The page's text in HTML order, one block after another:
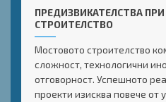
ПРЕДИЗВИКАТЕЛСТВА
СТРОИТЕЛСТВО
Мостовото строителство
сложност, технологични
отговорност. Успешното
проекти изисква повече от